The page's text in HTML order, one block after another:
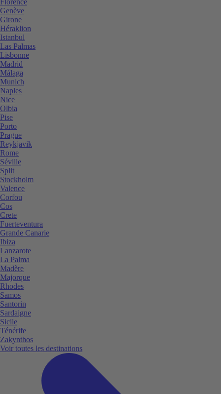
Genève
Girone
Héraklion
Istanbul
Las Palmas
Lisbonne
Madrid
Málaga
Munich
Naples
Nice
Olbia
Pise
Porto
Prague
Reykjavik
Rome
Séville
Split
Stockholm
Valence
Corfou
Cos
Crete
Fuerteventura
Grande Canarie
Ibiza
Lanzarote
La Palma
Madère
Majorque
Rhodes
Samos
Santorin
Sardaigne
Sicile
Ténérife
Zakynthos
Voir toutes les destinations